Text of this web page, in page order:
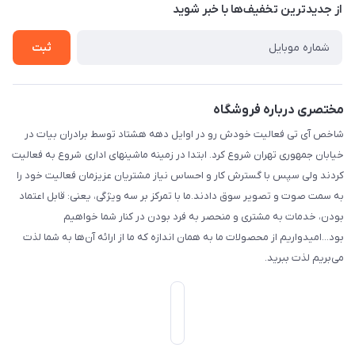
بست پنجم، پلاک: 1.0، طبقه: 3، واحد: غربی، / واحد فروش :تهران،
درباره ما
راهنما
از جدید‌ترین تخفیف‌ها با‌ خبر شوید
ثبت
مختصری درباره فروشگاه
شاخص آی تی فعالیت خودش رو در اوایل دهه هشتاد توسط برادران بیات در
خیابان جمهوری تهران شروع کرد. ابتدا در زمینه ماشینهای اداری شروع به فعالیت
کردند ولی سپس با گسترش کار و احساس نیاز مشتریان عزیزمان فعالیت خود را
به سمت صوت و تصویر سوق دادند.ما با تمرکز بر سه ویژگی، یعنی: قابل اعتماد
بودن، خدمات به مشتری و منحصر به فرد بودن در کنار شما خواهیم
بود...امیدواریم از محصولات ما به همان اندازه که ما از ارائه آن‌ها به شما لذت
می‌‌بریم لذت ببرید.